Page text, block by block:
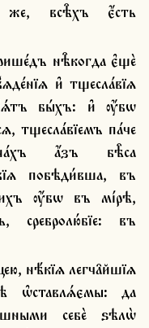
всѣ̑хъ є҆́сть
и҆ тщесла́вїѧ
бы́хъ: и҆ ѹ҆́бѡ
тщесла́вїемъ па́че
а҆́зъ бѣ̑са
побѣди́вша, въ
ѹ҆́бѡ въ мі́рѣ,
сребролю́бїе: въ
ѡ҆ставлѧ́ємы: да
себѐ ѕѣлѡ̀